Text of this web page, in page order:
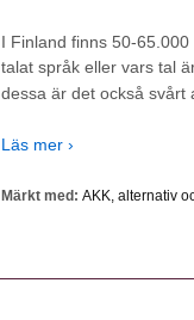
I Finland finns 50-
talat språk eller vars tal
dessa är det också svårt
Läs mer ›
Märkt med: AKK, alternativ